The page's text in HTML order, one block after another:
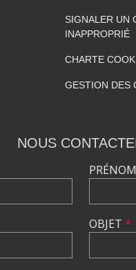
SIGNALER UN
INAPPROPRIÉ
CHARTE
GESTION DES
NOUS
PRÉNOM
OBJET *